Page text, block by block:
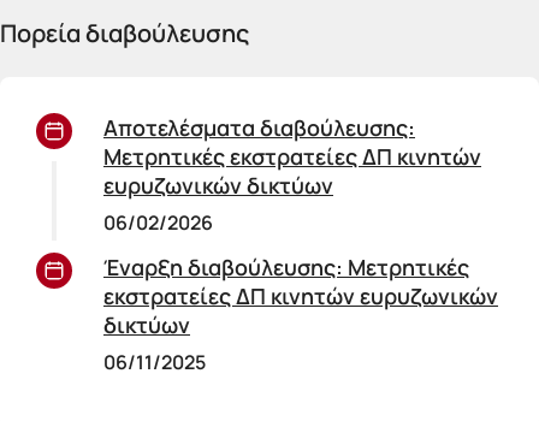
Πορεία διαβούλευσης
Αποτελέσματα διαβούλευσης:
Μετρητικές εκστρατείες ΔΠ κινητών
ευρυζωνικών δικτύων
06/02/2026
Έναρξη διαβούλευσης: Μετρητικές
εκστρατείες ΔΠ κινητών ευρυζωνικών
δικτύων
06/11/2025